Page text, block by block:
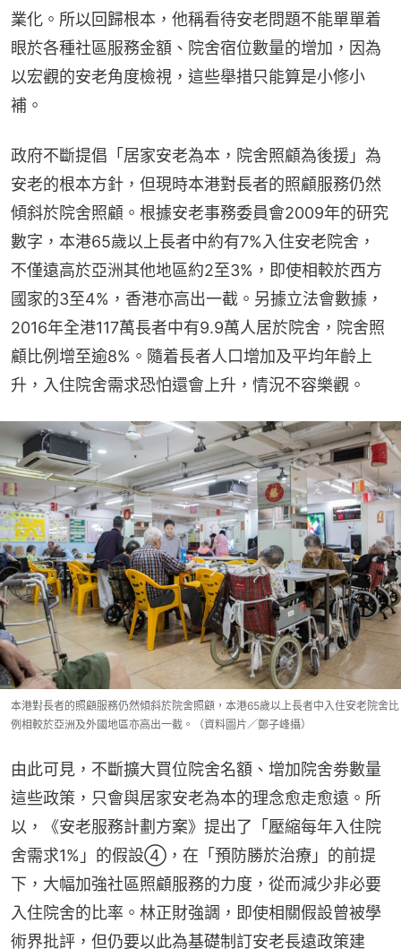
業化。所以回歸根本，他稱看待安老問題不能單單着
眼於各種社區服務金額、院舍宿位數量的增加，因為
以宏觀的安老角度檢視，這些舉措只能算是小修小
補。
政府不斷提倡「居家安老為本，院舍照顧為後援」為
安老的根本方針，但現時本港對長者的照顧服務仍然
傾斜於院舍照顧。根據安老事務委員會2009年的研究
數字，本港65歲以上長者中約有7%入住安老院舍，
不僅遠高於亞洲其他地區約2至3%，即使相較於西方
國家的3至4%，香港亦高出一截。另據立法會數據，
2016年全港117萬長者中有9.9萬人居於院舍，院舍照
顧比例增至逾8%。隨着長者人口增加及平均年齡上
升，入住院舍需求恐怕還會上升，情況不容樂觀。
本港對長者的照顧服務仍然傾斜於院舍照顧，本港65歲以上長者中入住安老院舍比
例相較於亞洲及外國地區亦高出一截。（資料圖片／鄭子峰攝）
由此可見，不斷擴大買位院舍名額、增加院舍劵數量
這些政策，只會與居家安老為本的理念愈走愈遠。所
以，《安老服務計劃方案》提出了「壓縮每年入住院
舍需求1%」的假設④，在「預防勝於治療」的前提
下，大幅加強社區照顧服務的力度，從而減少非必要
入住院舍的比率。林正財強調，即使相關假設曾被學
術界批評，但仍要以此為基礎制訂安老長遠政策建